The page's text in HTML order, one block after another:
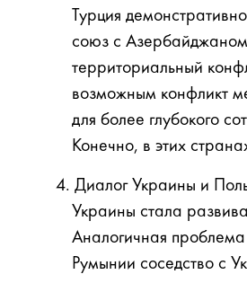
Турция
союз с
территориальный
возможным конфликт
для более глубокого
Конечно, в этих
Диалог Украины и
Украины стала
Аналогичная
Румынии соседство с